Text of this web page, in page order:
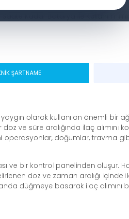
Saate Kadar Batarya İle Kullanım
ŞARTNAME
olarak kullanılan önemli bir
ve süre aralığında ilaç alımını
operasyonlar, doğumlar, travma
ve bir kontrol panelinden oluşur.
doz ve zaman aralığı
düğmeye basarak ilaç alımını